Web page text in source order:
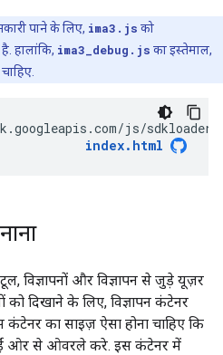
पाने के लिए, ima3.js को
हालांकि, ima3_debug.js का इस्तेमाल,
js/
index.html
विज्ञापनों और विज्ञापन से जुड़े यूज़र
दिखाने के लिए, विज्ञापन कंटेनर
का साइज़ ऐसा होना चाहिए कि
ओर से ओवरले करे. इस कंटेनर में